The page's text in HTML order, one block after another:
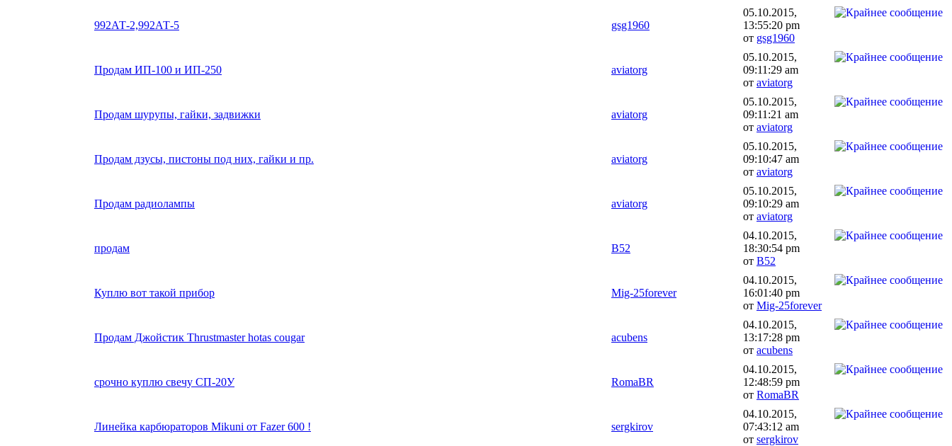
992АТ-2,992АТ-5 gsg1960
05.10.2015,
13:55:20 pm
от gsg1960
Продам ИП-100 и ИП-250 aviatorg
05.10.2015,
09:11:29 am
от aviatorg
Продам шурупы, гайки, задвижки aviatorg
05.10.2015,
09:11:21 am
от aviatorg
Продам дзусы, пистоны под них, гайки и пр. aviatorg
05.10.2015,
09:10:47 am
от aviatorg
Продам радиолампы aviatorg
05.10.2015,
09:10:29 am
от aviatorg
продам B52
04.10.2015,
18:30:54 pm
от B52
Куплю вот такой прибор Mig-25forever
04.10.2015,
16:01:40 pm
от Mig-25forever
Продам Джойстик Thrustmaster hotas cougar acubens
04.10.2015,
13:17:28 pm
от acubens
срочно куплю свечу СП-20У RomaBR
04.10.2015,
12:48:59 pm
от RomaBR
Линейка карбюраторов Mikuni от Fazer 600 ! sergkirov
04.10.2015,
07:43:12 am
от sergkirov